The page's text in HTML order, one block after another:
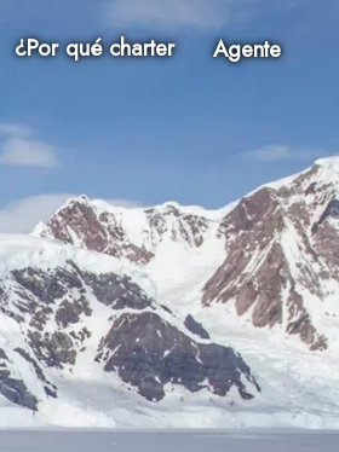
¿Por qué charter Agente